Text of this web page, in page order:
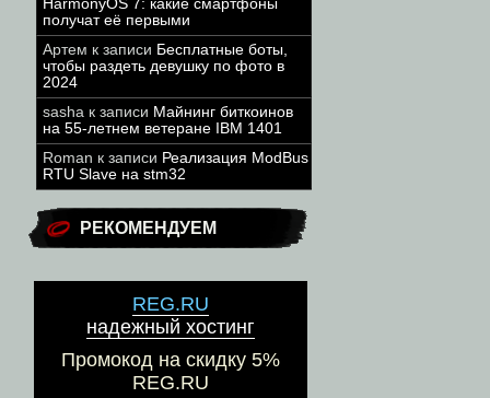
HarmonyOS 7: какие смартфоны
получат её первыми
Артем к записи Бесплатные боты,
чтобы раздеть девушку по фото в
2024
sasha к записи Майнинг биткоинов
на 55-летнем ветеране IBM 1401
Roman к записи Реализация ModBus
RTU Slave на stm32
РЕКОМЕНДУЕМ
REG.RU
надежный хостинг
Промокод на скидку 5%
REG.RU